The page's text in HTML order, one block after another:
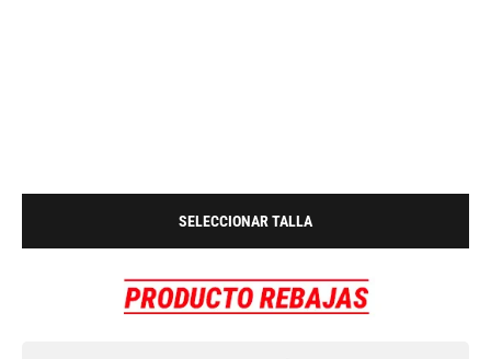
SELECCIONAR TALLA